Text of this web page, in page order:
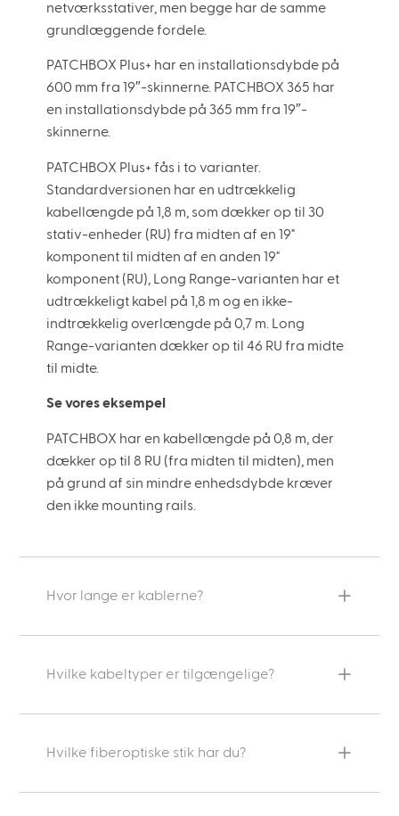
netværksstativer, men begge har de samme
grundlæggende fordele.
PATCHBOX Plus+ har en installationsdybde på
600 mm fra 19″-skinnerne. PATCHBOX 365 har
en installationsdybde på 365 mm fra 19″-
skinnerne.
PATCHBOX Plus+ fås i to varianter.
Standardversionen har en udtrækkelig
kabellængde på 1,8 m, som dækker op til 30
stativ-enheder (RU) fra midten af en 19"
komponent til midten af en anden 19"
komponent (RU), Long Range-varianten har et
udtrækkeligt kabel på 1,8 m og en ikke-
indtrækkelig overlængde på 0,7 m. Long
Range-varianten dækker op til 46 RU fra midte
til midte.
Se vores eksempel
PATCHBOX har en kabellængde på 0,8 m, der
dækker op til 8 RU (fra midten til midten), men
på grund af sin mindre enhedsdybde kræver
den ikke mounting rails.
Hvor lange er kablerne?
Hvilke kabeltyper er tilgængelige?
Hvilke fiberoptiske stik har du?